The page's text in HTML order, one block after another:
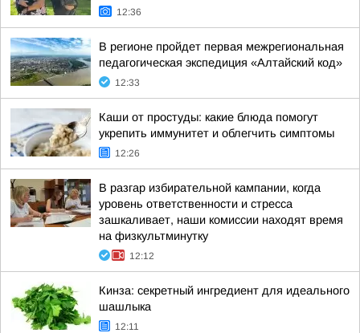
12:36
В регионе пройдет первая межрегиональная
педагогическая экспедиция «Алтайский код»
12:33
Каши от простуды: какие блюда помогут
укрепить иммунитет и облегчить симптомы
12:26
В разгар избирательной кампании, когда
уровень ответственности и стресса
зашкаливает, наши комиссии находят время
на физкультминутку
12:12
Кинза: секретный ингредиент для идеального
шашлыка
12:11